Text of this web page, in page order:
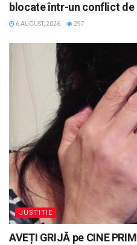
blocate într-un conflict
6 AUGUST, 2026 297
JUSTITIE
AVEȚI GRIJĂ pe CINE